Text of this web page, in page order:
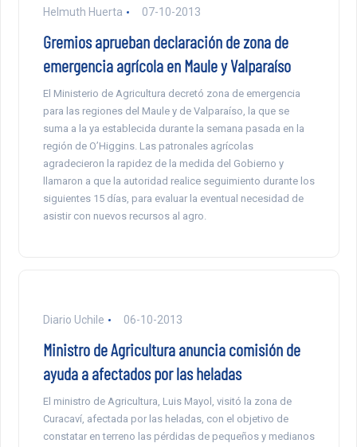
Helmuth Huerta 07-10-2013
Gremios aprueban declaración de zona de
emergencia agrícola en Maule y Valparaíso
El Ministerio de Agricultura decretó zona de emergencia
para las regiones del Maule y de Valparaíso, la que se
suma a la ya establecida durante la semana pasada en la
región de O’Higgins. Las patronales agrícolas
agradecieron la rapidez de la medida del Gobierno y
llamaron a que la autoridad realice seguimiento durante los
siguientes 15 días, para evaluar la eventual necesidad de
asistir con nuevos recursos al agro.
Diario Uchile 06-10-2013
Ministro de Agricultura anuncia comisión de
ayuda a afectados por las heladas
El ministro de Agricultura, Luis Mayol, visitó la zona de
Curacaví, afectada por las heladas, con el objetivo de
constatar en terreno las pérdidas de pequeños y medianos